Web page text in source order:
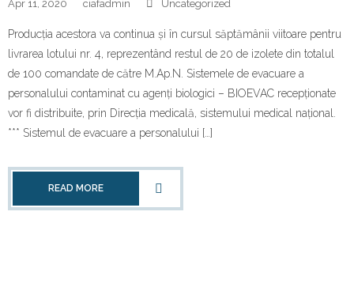
Apr 11, 2020 ciafadmin Uncategorized
Producția acestora va continua și în cursul săptămânii viitoare pentru
livrarea lotului nr. 4, reprezentând restul de 20 de izolete din totalul
de 100 comandate de către M.Ap.N. Sistemele de evacuare a
personalului contaminat cu agenți biologici – BIOEVAC recepționate
vor fi distribuite, prin Direcția medicală, sistemului medical național.
*** Sistemul de evacuare a personalului […]
READ MORE